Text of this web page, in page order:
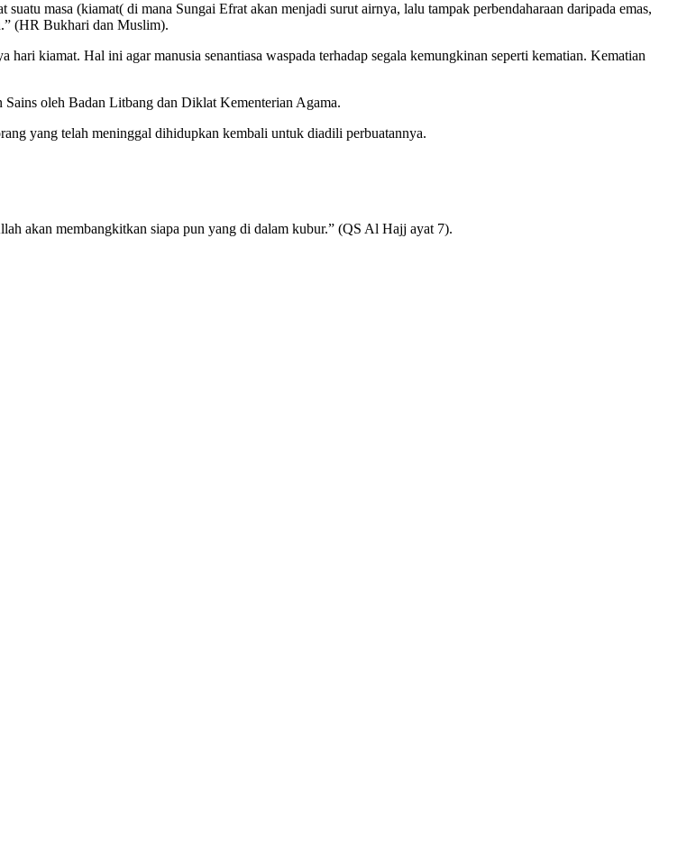
masa (kiamat( di mana Sungai Efrat akan menjadi surut airnya, lalu tampak perbendaharaan daripada emas,
(HR Bukhari dan Muslim).
kiamat. Hal ini agar manusia senantiasa waspada terhadap segala kemungkinan seperti kematian. Kematian
oleh Badan Litbang dan Diklat Kementerian Agama.
yang telah meninggal dihidupkan kembali untuk diadili perbuatannya.
akan membangkitkan siapa pun yang di dalam kubur.” (QS Al Hajj ayat 7).